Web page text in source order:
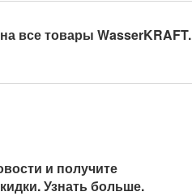
все товары WasserKRAFT.
и получите
Узнать больше.